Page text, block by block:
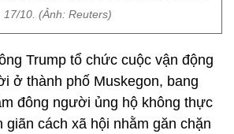
17/10. (Ảnh: Reuters)
Trump tổ chức cuộc vận động
ở thành phố Muskegon, bang
đông người ủng hộ không thực
giãn cách xã hội nhằm găn chặn